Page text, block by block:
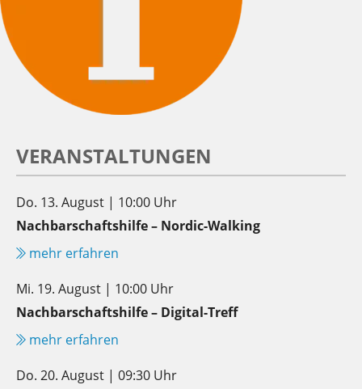
VERANSTALTUNGEN
Do. 13. August | 10:00 Uhr
Nachbarschaftshilfe – Nordic-Walking
mehr erfahren
Mi. 19. August | 10:00 Uhr
Nachbarschaftshilfe – Digital-Treff
mehr erfahren
Do. 20. August | 09:30 Uhr